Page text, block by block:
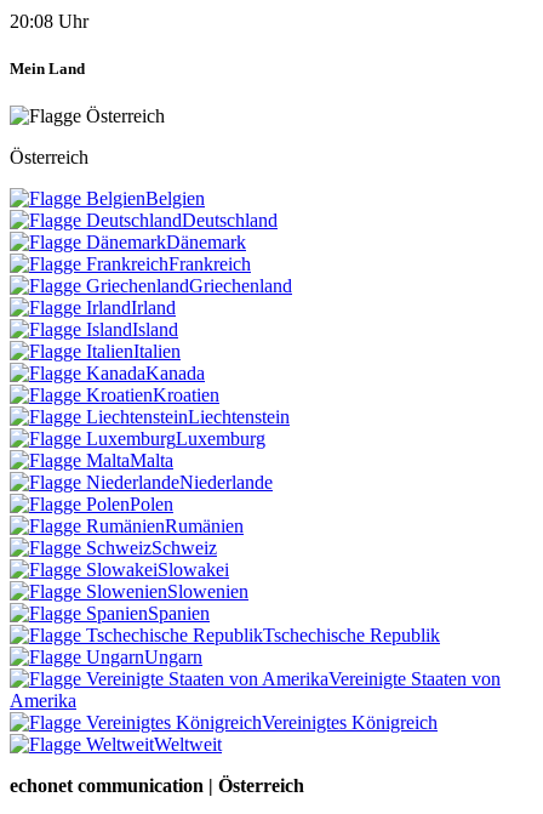
20:08 Uhr
Mein Land
Österreich
Belgien
Deutschland
Dänemark
Frankreich
Griechenland
Irland
Island
Italien
Kanada
Kroatien
Liechtenstein
Luxemburg
Malta
Niederlande
Polen
Rumänien
Schweiz
Slowakei
Slowenien
Spanien
Tschechische Republik
Ungarn
Vereinigte Staaten von
Amerika
Vereinigtes Königreich
Weltweit
echonet communication | Österreich